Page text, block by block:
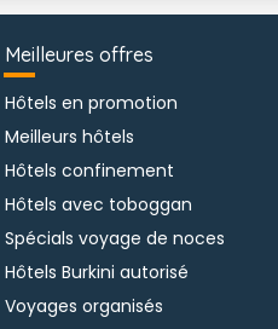
Meilleures offres
Hôtels en promotion
Meilleurs hôtels
Hôtels confinement
Hôtels avec toboggan
Spécials voyage de noces
Hôtels Burkini autorisé
Voyages organisés